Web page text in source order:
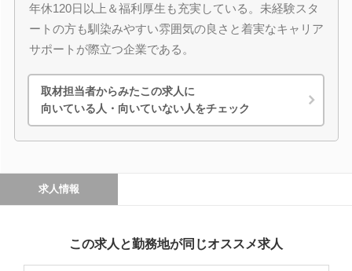
年休120日以上＆福利厚生も充実している。未経験スタ
ートの方も馴染みやすい雰囲気の良さと着実なキャリア
サポートが際立つ企業である。
取材担当者からみたこの求人に
向いている人・向いていない人をチェック
求人情報
この求人と勤務地が同じオススメ求人